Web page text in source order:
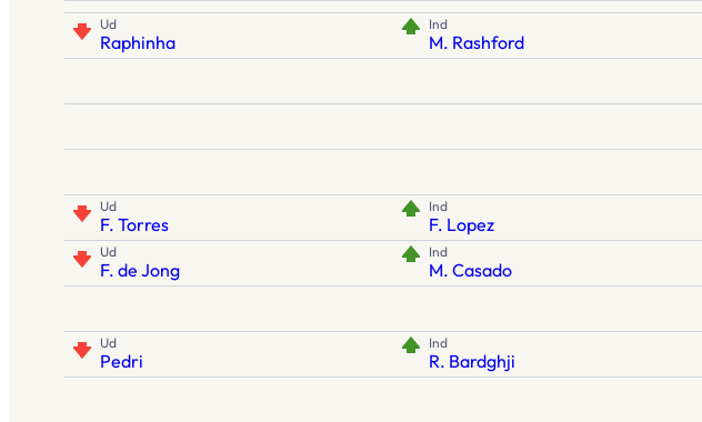
Ud
Raphinha
Ind
M. Rashford
Ud
F. Torres
Ind
F. Lopez
Ud
F. de Jong
Ind
M. Casado
Ud
Pedri
Ind
R. Bardghji